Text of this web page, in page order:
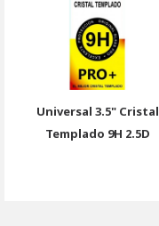
Universal 3.5" Cristal
Templado 9H 2.5D